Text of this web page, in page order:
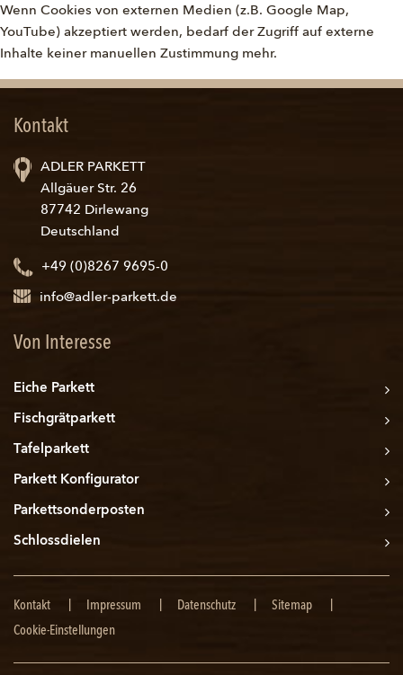
Wenn Cookies von externen Medien (z.B. Google Map,
YouTube) akzeptiert werden, bedarf der Zugriff auf externe
Inhalte keiner manuellen Zustimmung mehr.
Kontakt
ADLER PARKETT
Allgäuer Str. 26
87742 Dirlewang
Deutschland
+49 (0)8267 9695-0
info@adler-parkett.de
Von Interesse
Eiche Parkett
Fischgrätparkett
Tafelparkett
Parkett Konfigurator
Parkettsonderposten
Schlossdielen
Navigation
überspringen
Kontakt Impressum Datenschutz
Sitemap
Cookie-Einstellungen